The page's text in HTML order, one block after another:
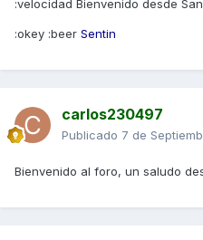
:velocidad Bienvenido desde
:okey :beer Sentin
carlos230497
Publicado 7 de
Bienvenido al foro, un saludo